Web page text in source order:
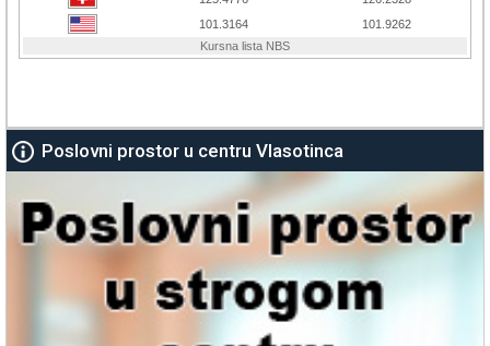
Poslovni prostor u centru Vlasotinca